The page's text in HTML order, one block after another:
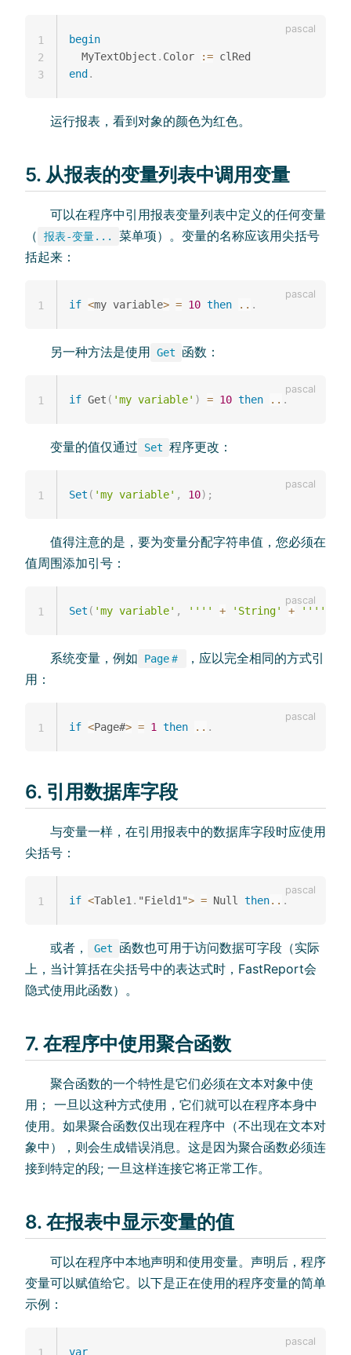
begin
  MyTextObject
. Color :=
end .
1
2
3
运行报表，看到对象的颜色为红色。
5. 从报表的变量列表中调用变量
可以在程序中引用报表变量列表中定义的任何变量
（
报表-变量...
菜单项）。变量的名称应该用尖括号
括起来：
if <my variable> = 10 then .. .
1
另一种方法是使用 Get 函数：
if Get ( 'my variable' ) = 10 then .. .
1
变量的值仅通过 Set 程序更改：
Set ( 'my variable' , 10) ;
1
值得注意的是，要为变量分配字符串值，您必须在
值周围添加引号：
Set ( 'my variable' , '''' + 'String' + ''''
1
系统变量，例如 Page＃
，应以完全相同的方式引
用：
if <Page#> = 1 then .. .
1
6. 引用数据库字段
与变量一样，在引用报表中的数据库字段时应使用
尖括号：
if <Table1 . "Field1"> = Null then.. .
1
或者， Get
函数也可用于访问数据可字段（实际
上，当计算括在尖括号中的表达式时，FastReport会
隐式使用此函数）。
7. 在程序中使用聚合函数
聚合函数的一个特性是它们必须在文本对象中使
用； 一旦以这种方式使用，它们就可以在程序本身中
使用。如果聚合函数仅出现在程序中（不出现在文本对
象中），则会生成错误消息。这是因为聚合函数必须连
接到特定的段; 一旦这样连接它将正常工作。
8. 在报表中显示变量的值
可以在程序中本地声明和使用变量。声明后，程序
变量可以赋值给它。以下是正在使用的程序变量的简单
示例：
var
1